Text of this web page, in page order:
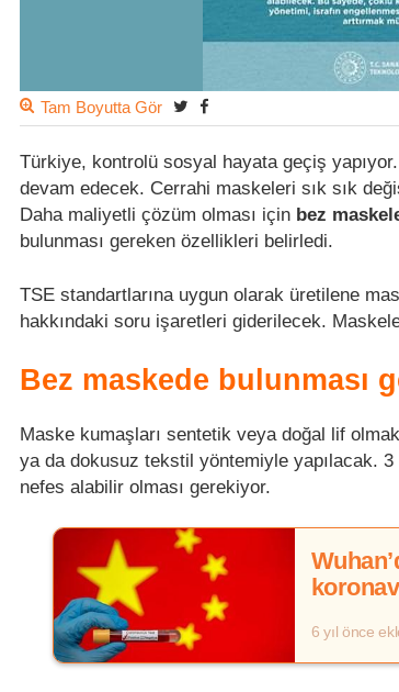
Tam Boyutta Gör
Türkiye, kontrolü sosyal hayata geçiş
devam edecek. Cerrahi maskeleri sık sık
Daha maliyetli çözüm olması için bez
bulunması gereken özellikleri belirledi.
TSE standartlarına uygun olarak üretilene
hakkındaki soru işaretleri giderilecek.
Bez maskede bulunması
Maske kumaşları sentetik veya doğal lif
ya da dokusuz tekstil yöntemiyle yapılacak.
nefes alabilir olması gerekiyor.
6 yıl önce